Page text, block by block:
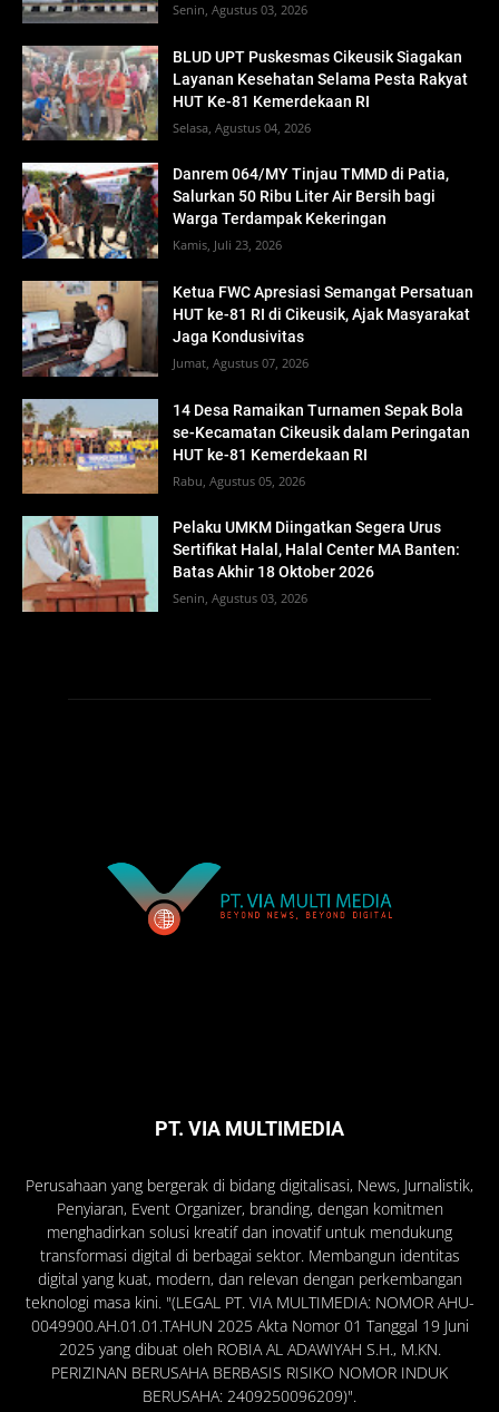
Senin, Agustus 03, 2026
BLUD UPT Puskesmas Cikeusik Siagakan
Layanan Kesehatan Selama Pesta Rakyat
HUT Ke-81 Kemerdekaan RI
Selasa, Agustus 04, 2026
Danrem 064/MY Tinjau TMMD di Patia,
Salurkan 50 Ribu Liter Air Bersih bagi
Warga Terdampak Kekeringan
Kamis, Juli 23, 2026
Ketua FWC Apresiasi Semangat Persatuan
HUT ke-81 RI di Cikeusik, Ajak Masyarakat
Jaga Kondusivitas
Jumat, Agustus 07, 2026
14 Desa Ramaikan Turnamen Sepak Bola
se-Kecamatan Cikeusik dalam Peringatan
HUT ke-81 Kemerdekaan RI
Rabu, Agustus 05, 2026
Pelaku UMKM Diingatkan Segera Urus
Sertifikat Halal, Halal Center MA Banten:
Batas Akhir 18 Oktober 2026
Senin, Agustus 03, 2026
PT. VIA MULTIMEDIA
Perusahaan yang bergerak di bidang digitalisasi, News, Jurnalistik,
Penyiaran, Event Organizer, branding, dengan komitmen
menghadirkan solusi kreatif dan inovatif untuk mendukung
transformasi digital di berbagai sektor. Membangun identitas
digital yang kuat, modern, dan relevan dengan perkembangan
teknologi masa kini. "(LEGAL PT. VIA MULTIMEDIA: NOMOR AHU-
0049900.AH.01.01.TAHUN 2025 Akta Nomor 01 Tanggal 19 Juni
2025 yang dibuat oleh ROBIA AL ADAWIYAH S.H., M.KN.
PERIZINAN BERUSAHA BERBASIS RISIKO NOMOR INDUK
BERUSAHA: 2409250096209)".